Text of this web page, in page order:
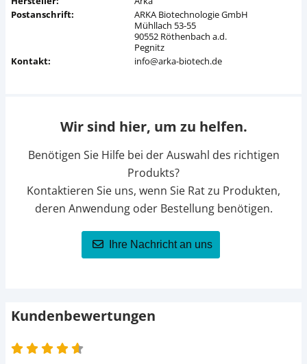
Postanschrift:
ARKA Biotechnologie GmbH
Mühllach 53-55
90552 Röthenbach a.d.
Pegnitz
Kontakt:
info@arka-biotech.de
Wir sind hier, um zu helfen.
Benötigen Sie Hilfe bei der Auswahl des richtigen
Produkts?
Kontaktieren Sie uns, wenn Sie Rat zu Produkten,
deren Anwendung oder Bestellung benötigen.
Ihre Nachricht an uns
Kundenbewertungen
4.6 von 5